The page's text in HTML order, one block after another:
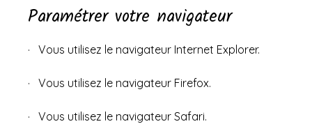
Paramétrer votre navigateur
· Vous utilisez le navigateur Internet Explorer.
· Vous utilisez le navigateur Firefox.
· Vous utilisez le navigateur Safari.